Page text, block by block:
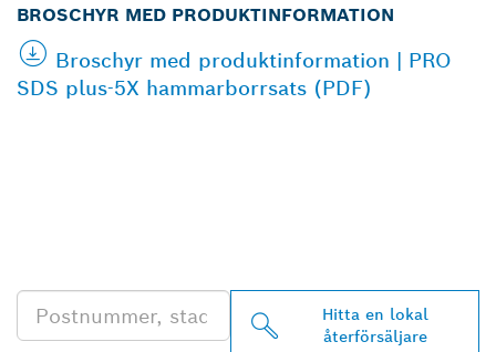
BROSCHYR MED PRODUKTINFORMATION
Broschyr med produktinformation | PRO
SDS plus-5X hammarborrsats (PDF)
Hitta en lokal
återförsäljare